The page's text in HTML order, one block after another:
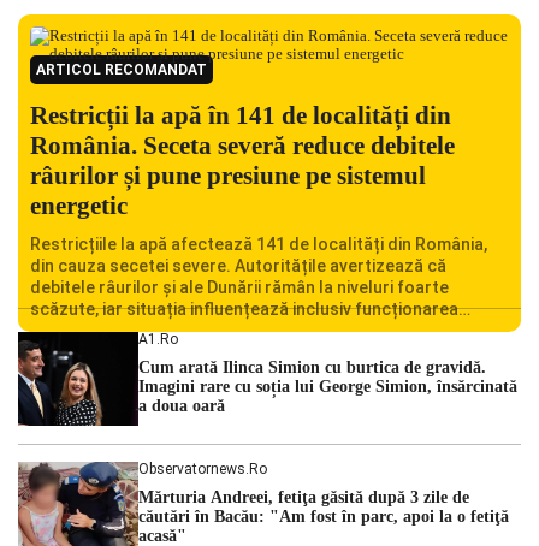
ARTICOL RECOMANDAT
Restricții la apă în 141 de localități din
România. Seceta severă reduce debitele
râurilor și pune presiune pe sistemul
energetic
Restricțiile la apă afectează 141 de localități din România,
din cauza secetei severe. Autoritățile avertizează că
debitele râurilor și ale Dunării rămân la niveluri foarte
scăzute, iar situația influențează inclusiv funcționarea
Centralei Nucleare de la Cernavodă. România se confruntă
cu una dintre cele mai dificile perioade din punct de vedere
hidrologic din ultimii ani. Lipsa […]
A1.ro
Cum arată Ilinca Simion cu burtica de gravidă.
Imagini rare cu soția lui George Simion, însărcinată
a doua oară
Observatornews.ro
Mărturia Andreei, fetiţa găsită după 3 zile de
căutări în Bacău: "Am fost în parc, apoi la o fetiţă
acasă"